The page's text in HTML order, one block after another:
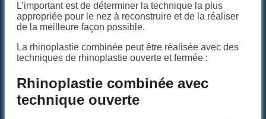
L’important est de déterminer la technique la plus
appropriée pour le nez à reconstruire et de la réaliser
de la meilleure façon possible.
La rhinoplastie combinée peut être réalisée avec des
techniques de rhinoplastie ouverte et fermée :
Rhinoplastie combinée avec
technique ouverte